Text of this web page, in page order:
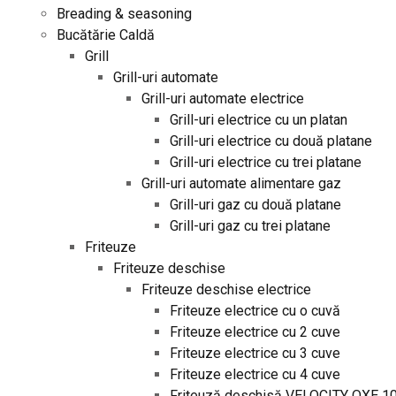
Breading & seasoning
Bucătărie Caldă
Grill
Grill-uri automate
Grill-uri automate electrice
Grill-uri electrice cu un platan
Grill-uri electrice cu două platane
Grill-uri electrice cu trei platane
Grill-uri automate alimentare gaz
Grill-uri gaz cu două platane
Grill-uri gaz cu trei platane
Friteuze
Friteuze deschise
Friteuze deschise electrice
Friteuze electrice cu o cuvă
Friteuze electrice cu 2 cuve
Friteuze electrice cu 3 cuve
Friteuze electrice cu 4 cuve